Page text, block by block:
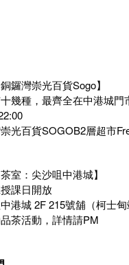
鑼灣崇光百貨Sogo】
幾種，最齊全在中港城門
光百貨SOGOB2層超市
室：尖沙咀中港城】
課日開放
港城 2F 215號舖（柯士
茶活動，詳情請PM